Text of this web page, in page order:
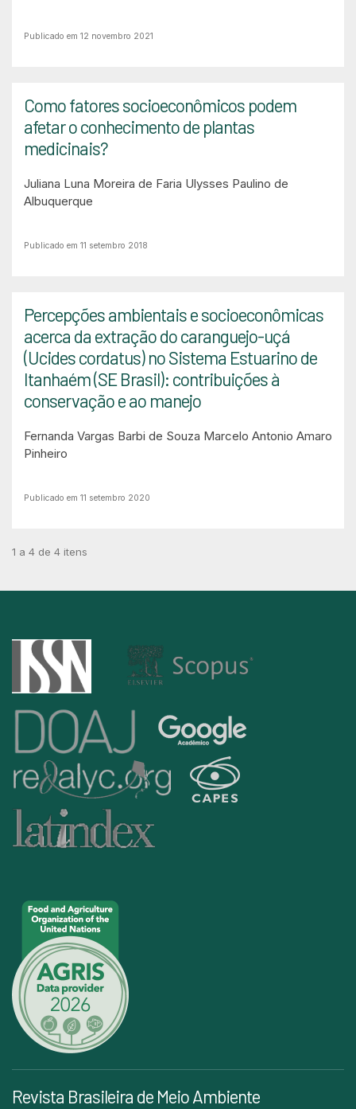
Publicado em 12 novembro 2021
Como fatores socioeconômicos podem
afetar o conhecimento de plantas
medicinais?
Juliana Luna Moreira de Faria Ulysses Paulino de
Albuquerque
Publicado em 11 setembro 2018
Percepções ambientais e socioeconômicas
acerca da extração do caranguejo-uçá
(Ucides cordatus) no Sistema Estuarino de
Itanhaém (SE Brasil): contribuições à
conservação e ao manejo
Fernanda Vargas Barbi de Souza Marcelo Antonio Amaro
Pinheiro
Publicado em 11 setembro 2020
1 a 4 de 4 itens
Revista Brasileira de Meio Ambiente